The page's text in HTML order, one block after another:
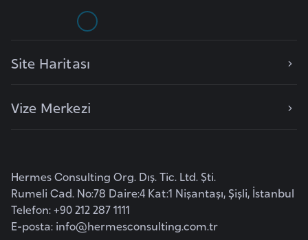
Site Haritası
Vize Merkezi
Hermes Consulting Org. Dış. Tic. Ltd. Şti.
Rumeli Cad. No:78 Daire:4 Kat:1 Nişantaşı, Şişli, İstanbul
Telefon: +90 212 287 1111
E-posta: info@hermesconsulting.com.tr
i
i
m
a
r